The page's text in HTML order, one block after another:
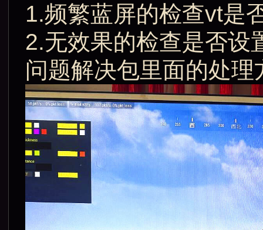
1.频繁蓝屏的检查vt是
2.无效果的检查是否设
问题解决包里面的处理